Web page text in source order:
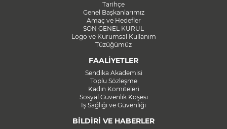
Tarihçe
Genel Başkanlarımız
Amaç ve Hedefler
SON GENEL KURUL
Logo ve Kurumsal Kullanım
Tüzüğümüz
FAALİYETLER
Sendika Akademisi
Toplu Sözleşme
Kadın Komiteleri
Sosyal Güvenlik Köşesi
İş Sağlığı ve Güvenliği
BİLDİRİ VE HABERLER